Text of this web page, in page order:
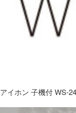
アイホン 子機付 WS-